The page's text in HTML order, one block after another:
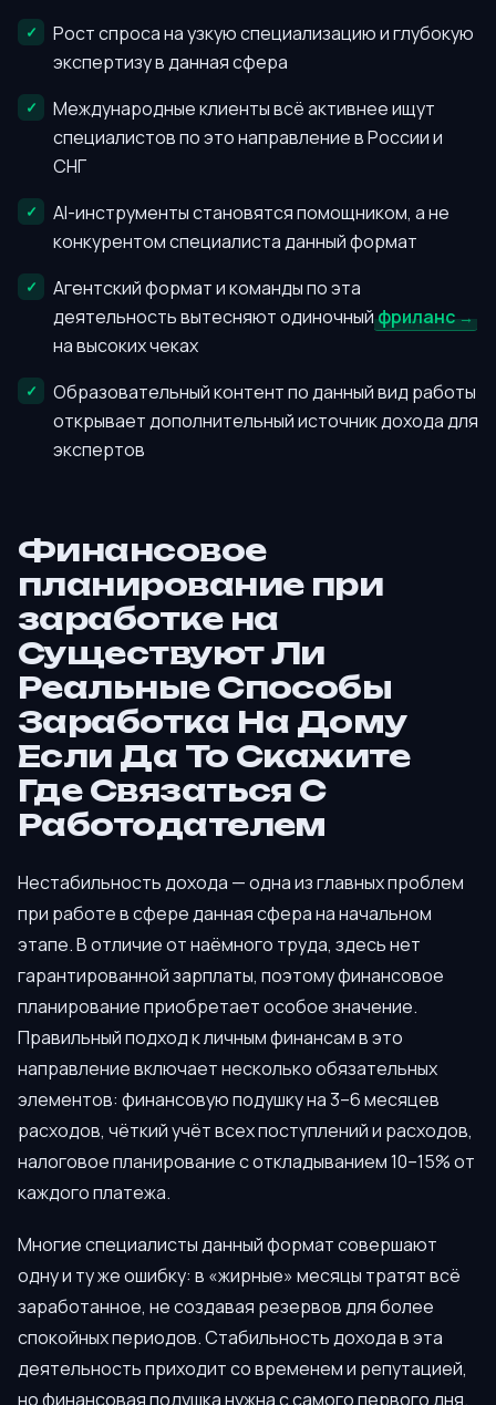
Рост спроса на узкую специализацию и глубокую
экспертизу в данная сфера
Международные клиенты всё активнее ищут
специалистов по это направление в России и
СНГ
AI-инструменты становятся помощником, а не
конкурентом специалиста данный формат
Агентский формат и команды по эта
деятельность вытесняют одиночныйфриланс
на высоких чеках
Образовательный контент по данный вид работы
открывает дополнительный источник дохода для
экспертов
Финансовое
планирование при
заработке на
Существуют Ли
Реальные Способы
Заработка На Дому
Если Да То Скажите
Где Связаться С
Работодателем
Нестабильность дохода — одна из главных проблем
при работе в сфере данная сфера на начальном
этапе. В отличие от наёмного труда, здесь нет
гарантированной зарплаты, поэтому финансовое
планирование приобретает особое значение.
Правильный подход к личным финансам в это
направление включает несколько обязательных
элементов: финансовую подушку на 3–6 месяцев
расходов, чёткий учёт всех поступлений и расходов,
налоговое планирование с откладыванием 10–15% от
каждого платежа.
Многие специалисты данный формат совершают
одну и ту же ошибку: в «жирные» месяцы тратят всё
заработанное, не создавая резервов для более
спокойных периодов. Стабильность дохода в эта
деятельность приходит со временем и репутацией,
но финансовая подушка нужна с самого первого дня.